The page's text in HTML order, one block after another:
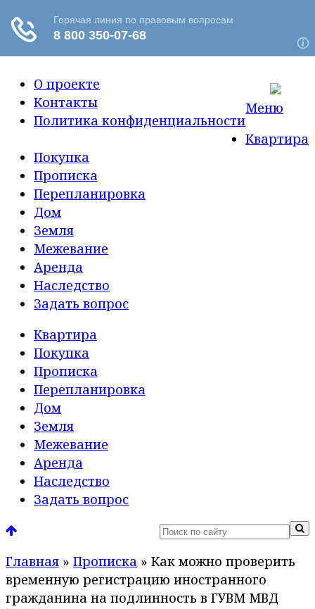
О проекте
Контакты
Политика конфиденциальности
Меню
Квартира
Покупка
Прописка
Перепланировка
Дом
Земля
Межевание
Аренда
Наследство
Задать вопрос
Квартира
Покупка
Прописка
Перепланировка
Дом
Земля
Межевание
Аренда
Наследство
Задать вопрос
Главная » Прописка » Как можно проверить
временную регистрацию иностранного
гражданина на подлинность в ГУВМ МВД